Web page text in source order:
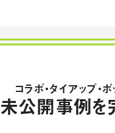
コラボ・タイアップ・
未公開事例を